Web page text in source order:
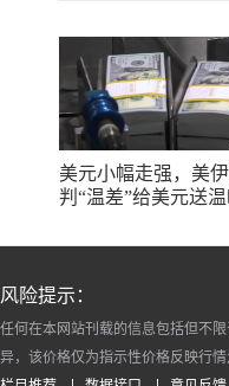
美元小幅走强，美
判“温差”给美元送
风险提示：
任何在本网站刊载的信息包括但不
异，该价格仅为指示性价格反映行